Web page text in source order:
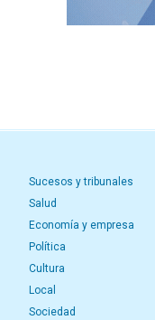
Sucesos y tribunales
Salud
Economía y empresa
Política
Cultura
Local
Sociedad